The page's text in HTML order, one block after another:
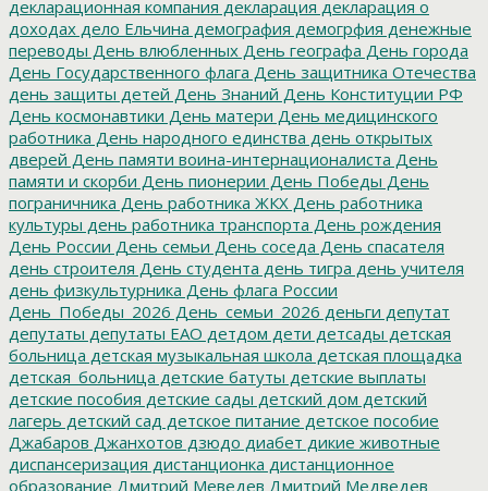
декларационная компания декларация декларация о
доходах дело Ельчина демография демогрфия денежные
переводы День влюбленных День географа День города
День Государственного флага День защитника Отечества
день защиты детей День Знаний День Конституции РФ
День космонавтики День матери День медицинского
работника День народного единства день открытых
дверей День памяти воина-интернационалиста День
памяти и скорби День пионерии День Победы День
пограничника День работника ЖКХ День работника
культуры день работника транспорта День рождения
День России День семьи День соседа День спасателя
день строителя День студента день тигра день учителя
день физкультурника День флага России
День_Победы_2026 День_семьи_2026 деньги депутат
депутаты депутаты ЕАО детдом дети детсады детская
больница детская музыкальная школа детская площадка
детская_больница детские батуты детские выплаты
детские пособия детские сады детский дом детский
лагерь детский сад детское питание детское пособие
Джабаров Джанхотов дзюдо диабет дикие животные
диспансеризация дистанционка дистанционное
образование Дмитрий Меведев Дмитрий Медведев